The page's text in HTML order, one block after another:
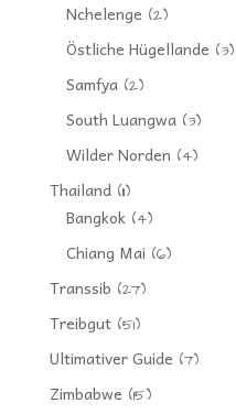
Nchelenge (2)
Östliche Hügellande (3)
Samfya(2)
South Luangwa(3)
Wilder Norden (4)
Thailand(11)
Bangkok(4)
Chiang Mai (6)
Transsib (27)
Treibgut(51)
Ultimativer Guide (7)
Zimbabwe (15)